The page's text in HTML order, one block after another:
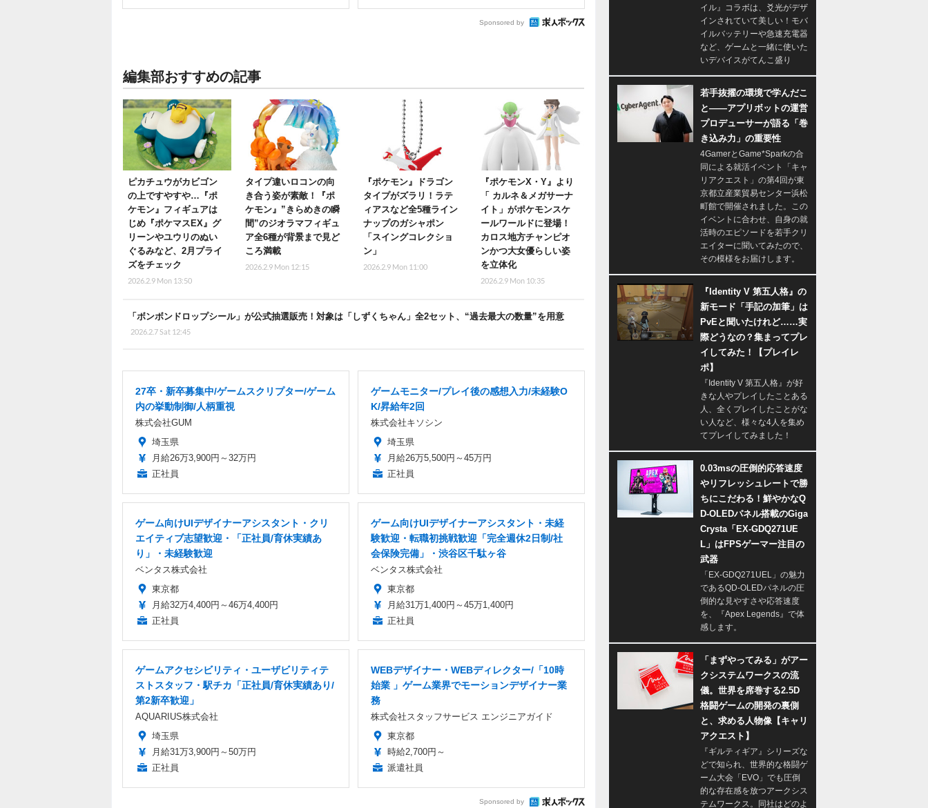
Sponsored by
編集部おすすめの記事
ピカチュウがカビゴン
の上ですやすや…『ポ
ケモン』フィギュアは
じめ『ポケマスEX』グ
リーンやユウリのぬい
ぐるみなど、2月プライ
ズをチェック
2026.2.9 Mon 13:50
タイプ違いロコンの向
き合う姿が素敵！『ポ
ケモン』”きらめきの瞬
間”のジオラマフィギュ
ア全6種が背景まで見ど
ころ満載
2026.2.9 Mon 12:15
『ポケモン』ドラゴン
タイプがズラリ！ラテ
ィアスなど全5種ライン
ナップのガシャポン
「スイングコレクショ
ン」
2026.2.9 Mon 11:00
『ポケモンX・Y』より
「 カルネ＆メガサーナ
イト」がポケモンスケ
ールワールドに登場！
カロス地方チャンピオ
ンかつ大女優らしい姿
を立体化
2026.2.9 Mon 10:35
「ボンボンドロップシール」が公式抽選販売！対象は「しずくちゃん」全2セット、“過去最大の数量”を用意
2026.2.7 Sat 12:45
27卒・新卒募集中/ゲームスクリプター/ゲーム
内の挙動制御/人柄重視
株式会社GUM
埼玉県
月給26万3,900円～32万円
正社員
ゲームモニター/プレイ後の感想入力/未経験O
K/昇給年2回
株式会社キソシン
埼玉県
月給26万5,500円～45万円
正社員
ゲーム向けUIデザイナーアシスタント・クリ
エイティブ志望歓迎・「正社員/育休実績あ
り」・未経験歓迎
ベンタス株式会社
東京都
月給32万4,400円～46万4,400円
正社員
ゲーム向けUIデザイナーアシスタント・未経
験歓迎・転職初挑戦歓迎「完全週休2日制/社
会保険完備」・渋谷区千駄ヶ谷
ベンタス株式会社
東京都
月給31万1,400円～45万1,400円
正社員
ゲームアクセシビリティ・ユーザビリティテ
ストスタッフ・駅チカ「正社員/育休実績あり/
第2新卒歓迎」
AQUARIUS株式会社
埼玉県
月給31万3,900円～50万円
正社員
WEBデザイナー・WEBディレクター/「10時
始業 」ゲーム業界でモーションデザイナー業
務
株式会社スタッフサービス エンジニアガイド
東京都
時給2,700円～
派遣社員
Sponsored by
イル』コラボは、爻光がデザ
インされていて美しい！モバ
イルバッテリーや急速充電器
など、ゲームと一緒に使いた
いデバイスがてんこ盛り
若手抜擢の環境で学んだこ
と――アプリボットの運営
プロデューサーが語る「巻
き込み力」の重要性
4GamerとGame*Sparkの合
同による就活イベント「キャ
リアクエスト」の第4回が東
京都立産業貿易センター浜松
町館で開催されました。この
イベントに合わせ、自身の就
活時のエピソードを若手クリ
エイターに聞いてみたので、
その模様をお届けします。
『Identity V 第五人格』の
新モード「手記の加筆」は
PvEと聞いたけれど……実
際どうなの？集まってプレ
イしてみた！【プレイレ
ポ】
『Identity V 第五人格』が好
きな人やプレイしたことある
人、全くプレイしたことがな
い人など、様々な4人を集め
てプレイしてみました！
0.03msの圧倒的応答速度
やリフレッシュレートで勝
ちにこだわる！鮮やかなQ
D-OLEDパネル搭載のGiga
Crysta「EX-GDQ271UE
L」はFPSゲーマー注目の
武器
「EX-GDQ271UEL」の魅力
であるQD-OLEDパネルの圧
倒的な見やすさや応答速度
を、『Apex Legends』で体
感します。
「まずやってみる」がアー
クシステムワークスの流
儀。世界を席巻する2.5D
格闘ゲームの開発の裏側
と、求める人物像【キャリ
アクエスト】
『ギルティギア』シリーズな
どで知られ、世界的な格闘ゲ
ーム大会「EVO」でも圧倒
的な存在感を放つアークシス
テムワークス。同社はどのよ